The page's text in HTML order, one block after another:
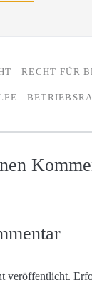
RECHT FÜR
veröffentlicht.